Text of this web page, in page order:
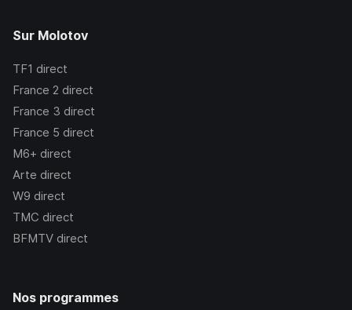
Sur Molotov
TF1 direct
France 2 direct
France 3 direct
France 5 direct
M6+ direct
Arte direct
W9 direct
TMC direct
BFMTV direct
Nos programmes